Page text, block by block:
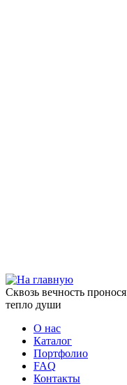
Сквозь вечность пронося
тепло души
О нас
Каталог
Портфолио
FAQ
Контакты